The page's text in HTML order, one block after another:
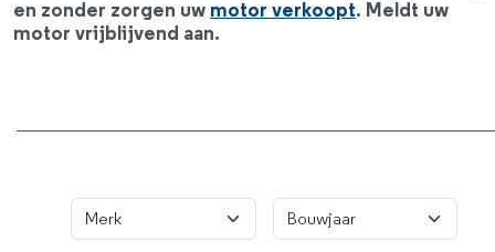
en zonder zorgen uw motor verkoopt. Meldt uw
motor vrijblijvend aan.